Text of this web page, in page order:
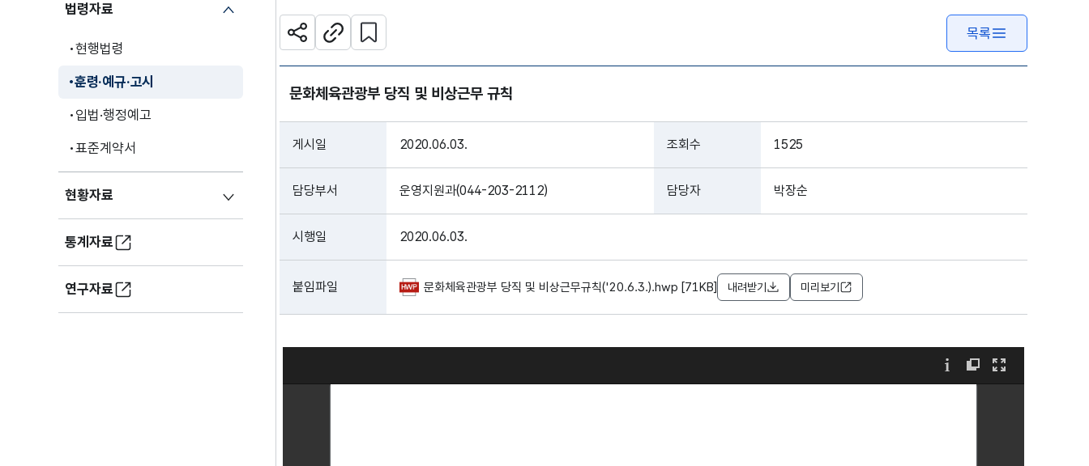
법령자료
현행법령
훈령·예규·고시
입법·행정예고
표준계약서
현황자료
통계자료
연구자료
공유하기주소복사
관심 콘텐츠 설정하기
목록
문화체육관광부 당직 및 비상근무 규칙
게시일 2020.06.03. 조회수 1525
담당부서 운영지원과(044-203-2112) 담당자 박장순
시행일 2020.06.03.
붙임파일 문화체육관광부 당직 및 비상근무규칙('20.6.3.).hwp [71KB] 내려받기 미리보기